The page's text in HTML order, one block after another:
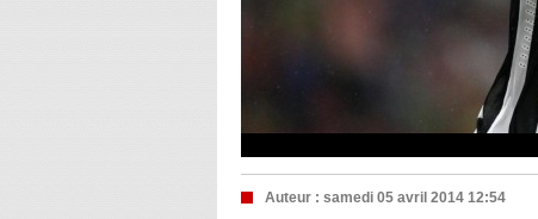
Auteur : samedi 05 avril 2014 12:54